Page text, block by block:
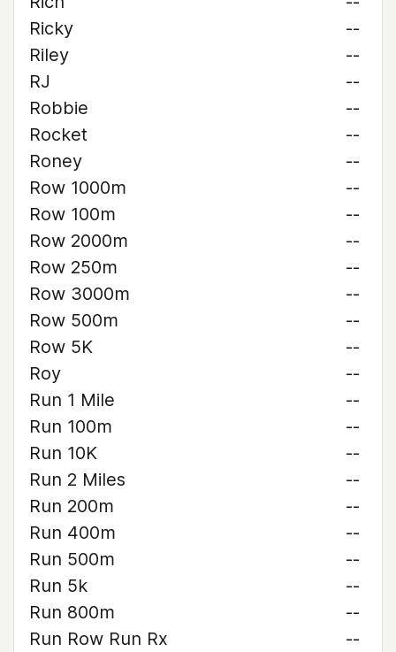
Ricky
--
Riley
--
RJ
--
Robbie
--
Rocket
--
Roney
--
Row 1000m
--
Row 100m
--
Row 2000m
--
Row 250m
--
Row 3000m
--
Row 500m
--
Row 5K
--
Roy
--
Run 1 Mile
--
Run 100m
--
Run 10K
--
Run 2 Miles
--
Run 200m
--
Run 400m
--
Run 500m
--
Run 5k
--
Run 800m
--
Run Row Run Rx
--